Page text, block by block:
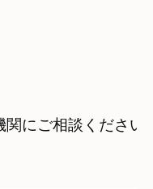
にご相談ください